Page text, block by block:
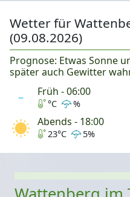
Wetter für
(09.08.2026)
Prognose: Etwas Sonne
später auch Gewitter
Früh - 06:00
°C %
Abends - 18:00
23°C 5%